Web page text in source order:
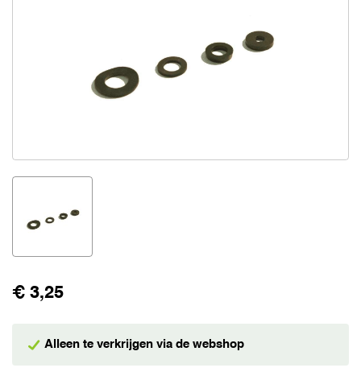
€ 3,25
Alleen te verkrijgen via de webshop